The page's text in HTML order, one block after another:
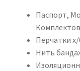
Паспорт,
Перчатки
Нить